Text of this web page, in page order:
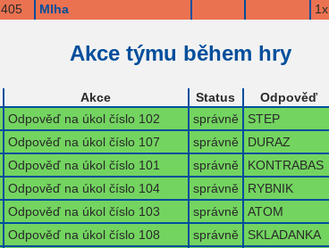
405
Mlha 1x
Akce týmu během hry
Akce Status Odpověď
Odpověď na úkol číslo 102 správně STEP
Odpověď na úkol číslo 107 správně DURAZ
Odpověď na úkol číslo 101 správně KONTRABAS
Odpověď na úkol číslo 104 správně RYBNIK
Odpověď na úkol číslo 103 správně ATOM
Odpověď na úkol číslo 108 správně SKLADANKA